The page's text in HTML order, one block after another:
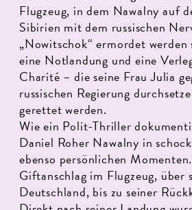
Flugzeug, in dem Nawalny auf
Sibirien mit dem russischen
„Nowitschok“ ermordet
eine Notlandung und eine
Charité – die seine Frau Julia
russischen Regierung
gerettet werden.
Wie ein Polit-Thriller
Daniel Roher Nawalny in
ebenso persönlichen
Giftanschlag im Flugzeug,
Deutschland, bis zu seiner